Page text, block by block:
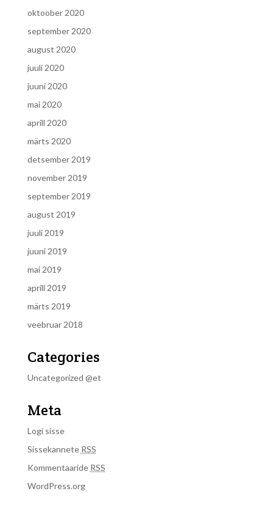
oktoober 2020
september 2020
august 2020
juuli 2020
juuni 2020
mai 2020
aprill 2020
märts 2020
detsember 2019
november 2019
september 2019
august 2019
juuli 2019
juuni 2019
mai 2019
aprill 2019
märts 2019
veebruar 2018
Categories
Uncategorized @et
Meta
Logi sisse
Sissekannete RSS
Kommentaaride RSS
WordPress.org